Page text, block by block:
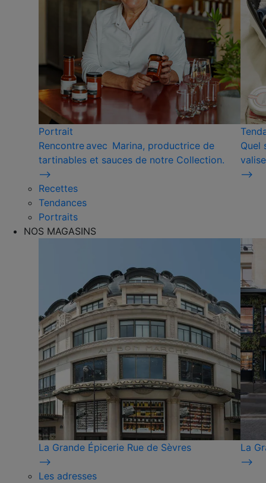
Portrait
Rencontre avec Marina, productrice de
tartinables et sauces de notre Collection.
⟶
Quel
⟶
Recettes
Tendances
Portraits
NOS MAGASINS
La Grande Épicerie Rue de Sèvres
⟶
La
⟶
Les adresses